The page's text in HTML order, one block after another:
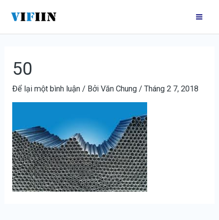
nội
50
Để lại một bình luận / BởiVăn Chung /Tháng 2 7, 2018
hướng
bài